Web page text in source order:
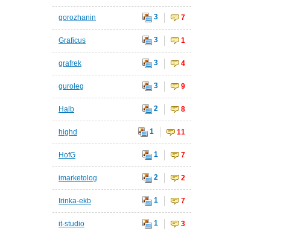
gorozhanin 3 7
Graficus 3 1
grafrek 3 4
guroleg 3 9
Halb 2 8
highd 1 11
HofG 1 7
imarketolog 2 2
Irinka-ekb 1 7
it-studio 1 3